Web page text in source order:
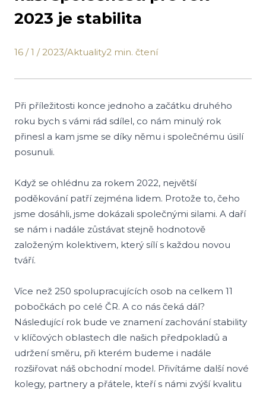
2023 je stabilita
16 / 1 / 2023/Aktuality2 min. čtení
Při příležitosti konce jednoho a začátku druhého
roku bych s vámi rád sdílel, co nám minulý rok
přinesl a kam jsme se díky němu i společnému úsilí
posunuli.
Když se ohlédnu za rokem 2022, největší
poděkování patří zejména lidem. Protože to, čeho
jsme dosáhli, jsme dokázali společnými silami. A daří
se nám i nadále zůstávat stejně hodnotově
založeným kolektivem, který sílí s každou novou
tváří.
Více než 250 spolupracujících osob na celkem 11
pobočkách po celé ČR. A co nás čeká dál?
Následující rok bude ve znamení zachování stability
v klíčových oblastech dle našich předpokladů a
udržení směru, při kterém budeme i nadále
rozšiřovat náš obchodní model. Přivítáme další nové
kolegy, partnery a přátele, kteří s námi zvýší kvalitu